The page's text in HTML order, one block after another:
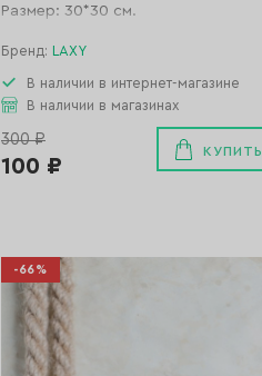
Размер: 30*30 см.
Бренд: LAXY
В наличии в интернет-магазине
В наличии в магазинах
300 ₽
100 ₽
КУПИТЬ
-66%